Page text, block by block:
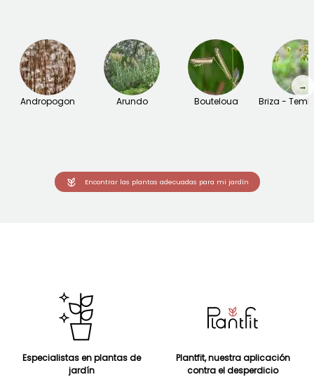
Andropogon Arundo Bouteloua Briza -
→
Encontrar las plantas adecuadas para mi jardín
Especialistas en plantas de
jardín
Plantfit, nuestra aplicación
contra el desperdicio